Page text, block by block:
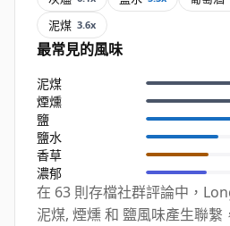
泥煤 3.6x
最常見的風味
泥煤
煙燻
鹽
鹽水
香草
濃郁
在 63 則存檔社群評論中，
泥煤, 煙燻 和 鹽風味產生聯繫